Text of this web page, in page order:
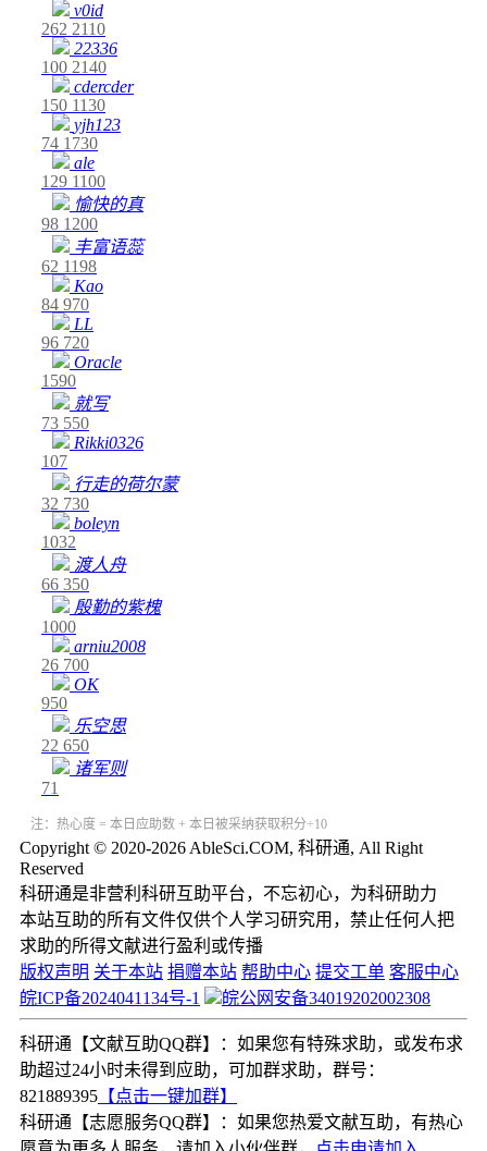
v0id
262 2110
22336
100 2140
cdercder
150 1130
yjh123
74 1730
ale
129 1100
愉快的真
98 1200
丰富语蕊
62 1198
Kao
84 970
LL
96 720
Oracle
1590
就写
73 550
Rikki0326
107
行走的荷尔蒙
32 730
boleyn
1032
渡人舟
66 350
殷勤的紫槐
1000
arniu2008
26 700
OK
950
乐空思
22 650
诸军则
71
注：热心度 = 本日应助数 + 本日被采纳获取积分÷10
Copyright © 2020-2026 AbleSci.COM, 科研通, All Right
Reserved
科研通是非营利科研互助平台，不忘初心，为科研助力
本站互助的所有文件仅供个人学习研究用，禁止任何人把
求助的所得文献进行盈利或传播
版权声明 关于本站 捐赠本站 帮助中心 提交工单 客服中心
皖ICP备2024041134号-1
皖公网安备34019202002308
科研通【文献互助QQ群】：如果您有特殊求助，或发布求
助超过24小时未得到应助，可加群求助，群号：
821889395 【点击一键加群】
科研通【志愿服务QQ群】：如果您热爱文献互助，有热心